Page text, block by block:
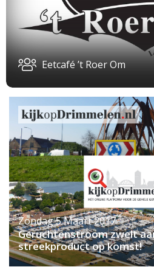
Eetcafé ’t Roer Om
Zondag 5 Maart 2017
Geruchtenstroom zwelt
streekproduct op komst!